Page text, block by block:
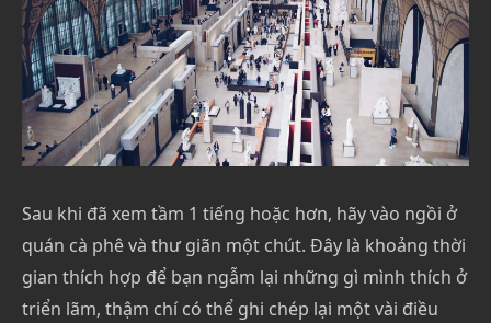
Sau khi đã xem tầm 1 tiếng hoặc hơn, hãy vào ngồi ở
quán cà phê và thư giãn một chút. Đây là khoảng thời
gian thích hợp để bạn ngẫm lại những gì mình thích ở
triển lãm, thậm chí có thể ghi chép lại một vài điều